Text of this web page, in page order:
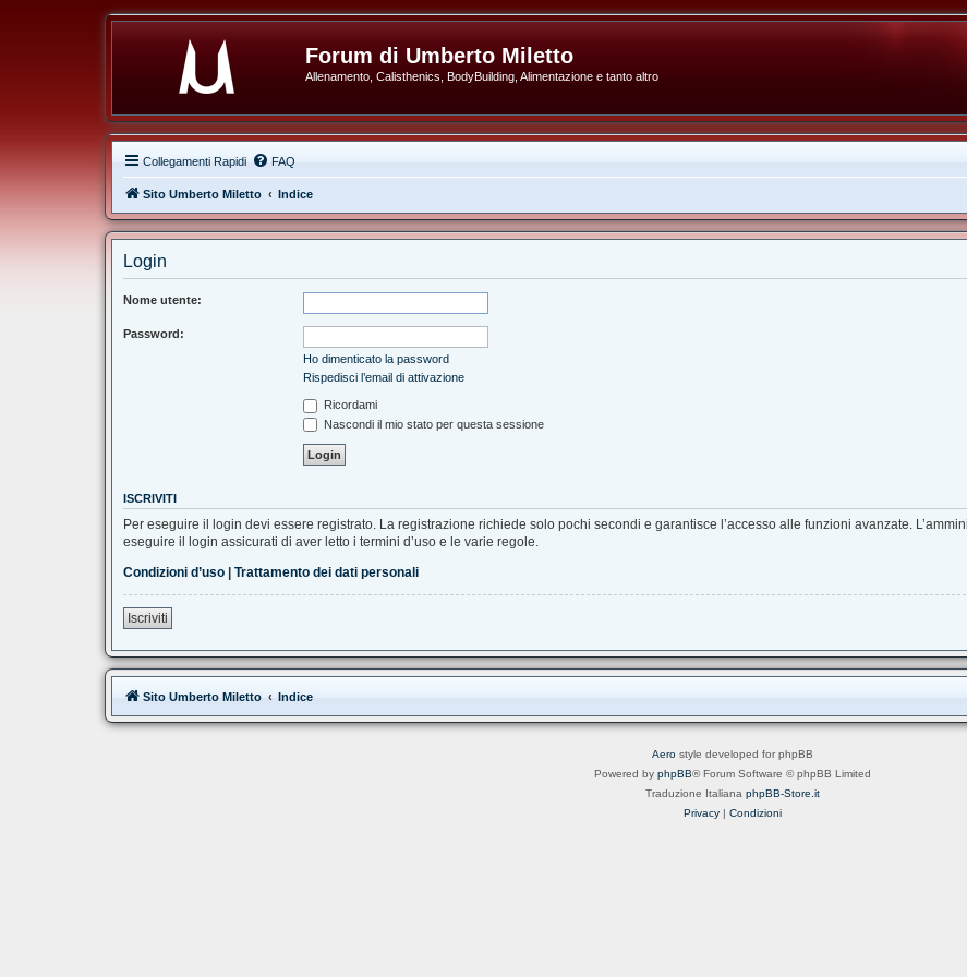
Forum di Umberto Miletto
Allenamento, Calisthenics, BodyBuilding, Alimentazione e tanto altro
Collegamenti Rapidi FAQ
Sito Umberto Miletto Indice
Login
Nome utente:
Password:
Ho dimenticato la password
Rispedisci l’email di attivazione
Ricordami
Nascondi il mio stato per questa sessione
ISCRIVITI
Per eseguire il login devi essere registrato. La registrazione richiede solo pochi secondi e garantisce l’accesso alle funzioni avanzate.
eseguire il login assicurati di aver letto i termini d’uso e le varie regole.
Condizioni d’uso | Trattamento dei dati personali
Iscriviti
Sito Umberto Miletto Indice
Aero style developed for phpBB
Powered by phpBB® Forum Software © phpBB Limited
Traduzione Italiana phpBB-Store.it
Privacy | Condizioni